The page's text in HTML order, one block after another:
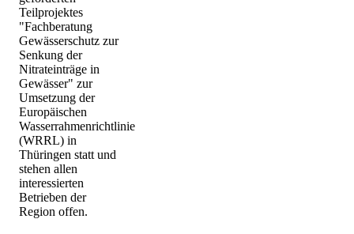
Teilprojektes
"Fachberatung
Gewässerschutz zur
Senkung der
Nitrateinträge in
Gewässer" zur
Umsetzung der
Europäischen
Wasserrahmenrichtlinie
(WRRL) in
Thüringen statt und
stehen allen
interessierten
Betrieben der
Region offen.